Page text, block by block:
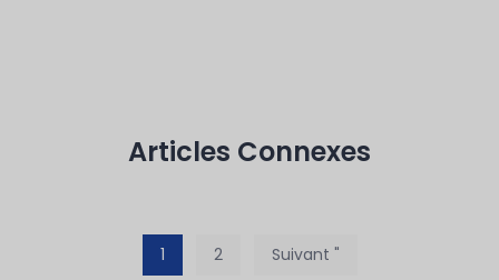
Articles Connexes
1 2 Suivant "